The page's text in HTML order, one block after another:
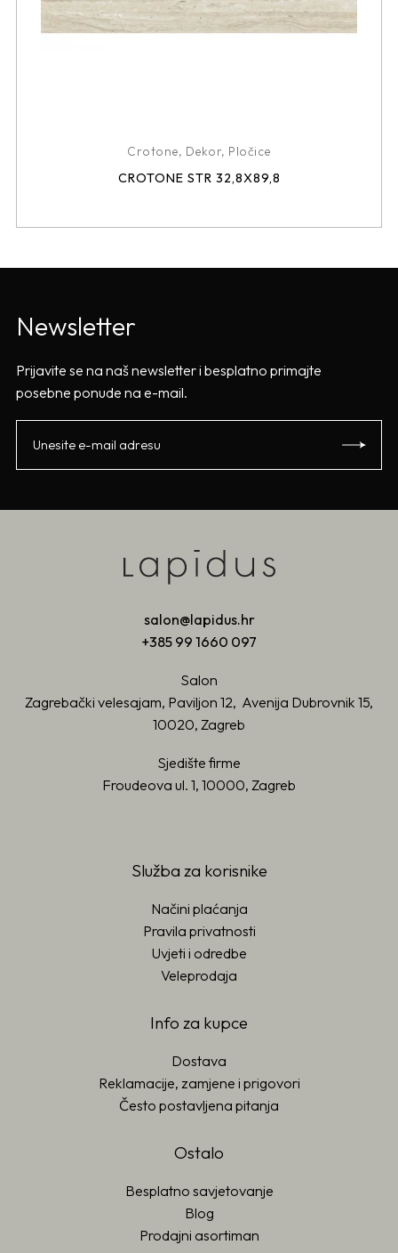
Crotone, Dekor, Pločice
CROTONE STR 32,8X89,8
Newsletter
Prijavite se na naš newsletter i besplatno primajte
posebne ponude na e-mail.
salon@lapidus.hr
+385 99 1660 097
Salon
Zagrebački velesajam, Paviljon 12, Avenija Dubrovnik 15,
10020, Zagreb
Sjedište firme
Froudeova ul. 1, 10000, Zagreb
Služba za korisnike
Načini plaćanja
Pravila privatnosti
Uvjeti i odredbe
Veleprodaja
Info za kupce
Dostava
Reklamacije, zamjene i prigovori
Često postavljena pitanja
Ostalo
Besplatno savjetovanje
Blog
Prodajni asortiman